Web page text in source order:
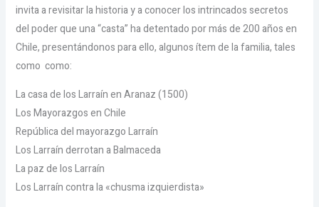
invita a revisitar la historia y a conocer los intrincados secretos
del poder que una “casta” ha detentado por más de 200 años en
Chile, presentándonos para ello, algunos ítem de la familia, tales
como como:
La casa de los Larraín en Aranaz (1500)
Los Mayorazgos en Chile
República del mayorazgo Larraín
Los Larraín derrotan a Balmaceda
La paz de los Larraín
Los Larraín contra la «chusma izquierdista»